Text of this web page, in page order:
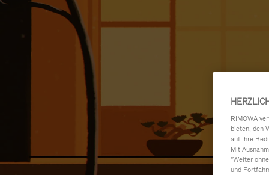
RIMOWA
bieten, den
auf Ihre
Mit
"Weiter
und